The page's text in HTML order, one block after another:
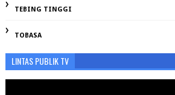
TEBING TINGGI
TOBASA
LINTAS PUBLIK TV